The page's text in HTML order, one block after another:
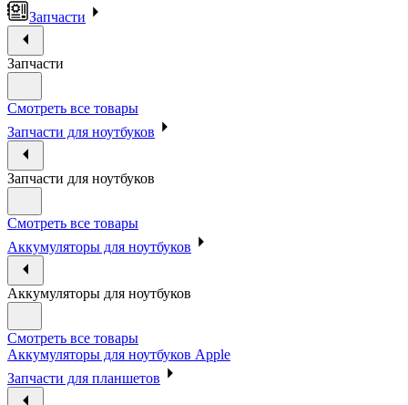
Запчасти
Запчасти
Смотреть все товары
Запчасти для ноутбуков
Запчасти для ноутбуков
Смотреть все товары
Аккумуляторы для ноутбуков
Аккумуляторы для ноутбуков
Смотреть все товары
Аккумуляторы для ноутбуков Apple
Запчасти для планшетов